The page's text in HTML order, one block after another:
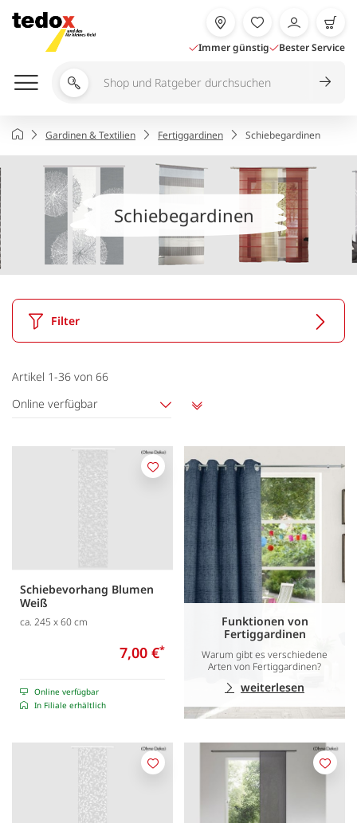
Inhalt
springen
Immer günstig Bester Service
Shop
durchsuchen
StartseiteGardinen & Textilien Fertiggardinen Schiebegardinen
Schiebegardinen
Filter
Artikel 1-36 von 66
Online verfügbar
Schiebevorhang Blumen
Weiß
ca. 245 x 60 cm
7,00 €*
Online verfügbar
In Filiale erhältlich
Merken
Funktionen von
Fertiggardinen
Warum gibt es verschiedene
Arten von Fertiggardinen?
weiterlesen
Merken